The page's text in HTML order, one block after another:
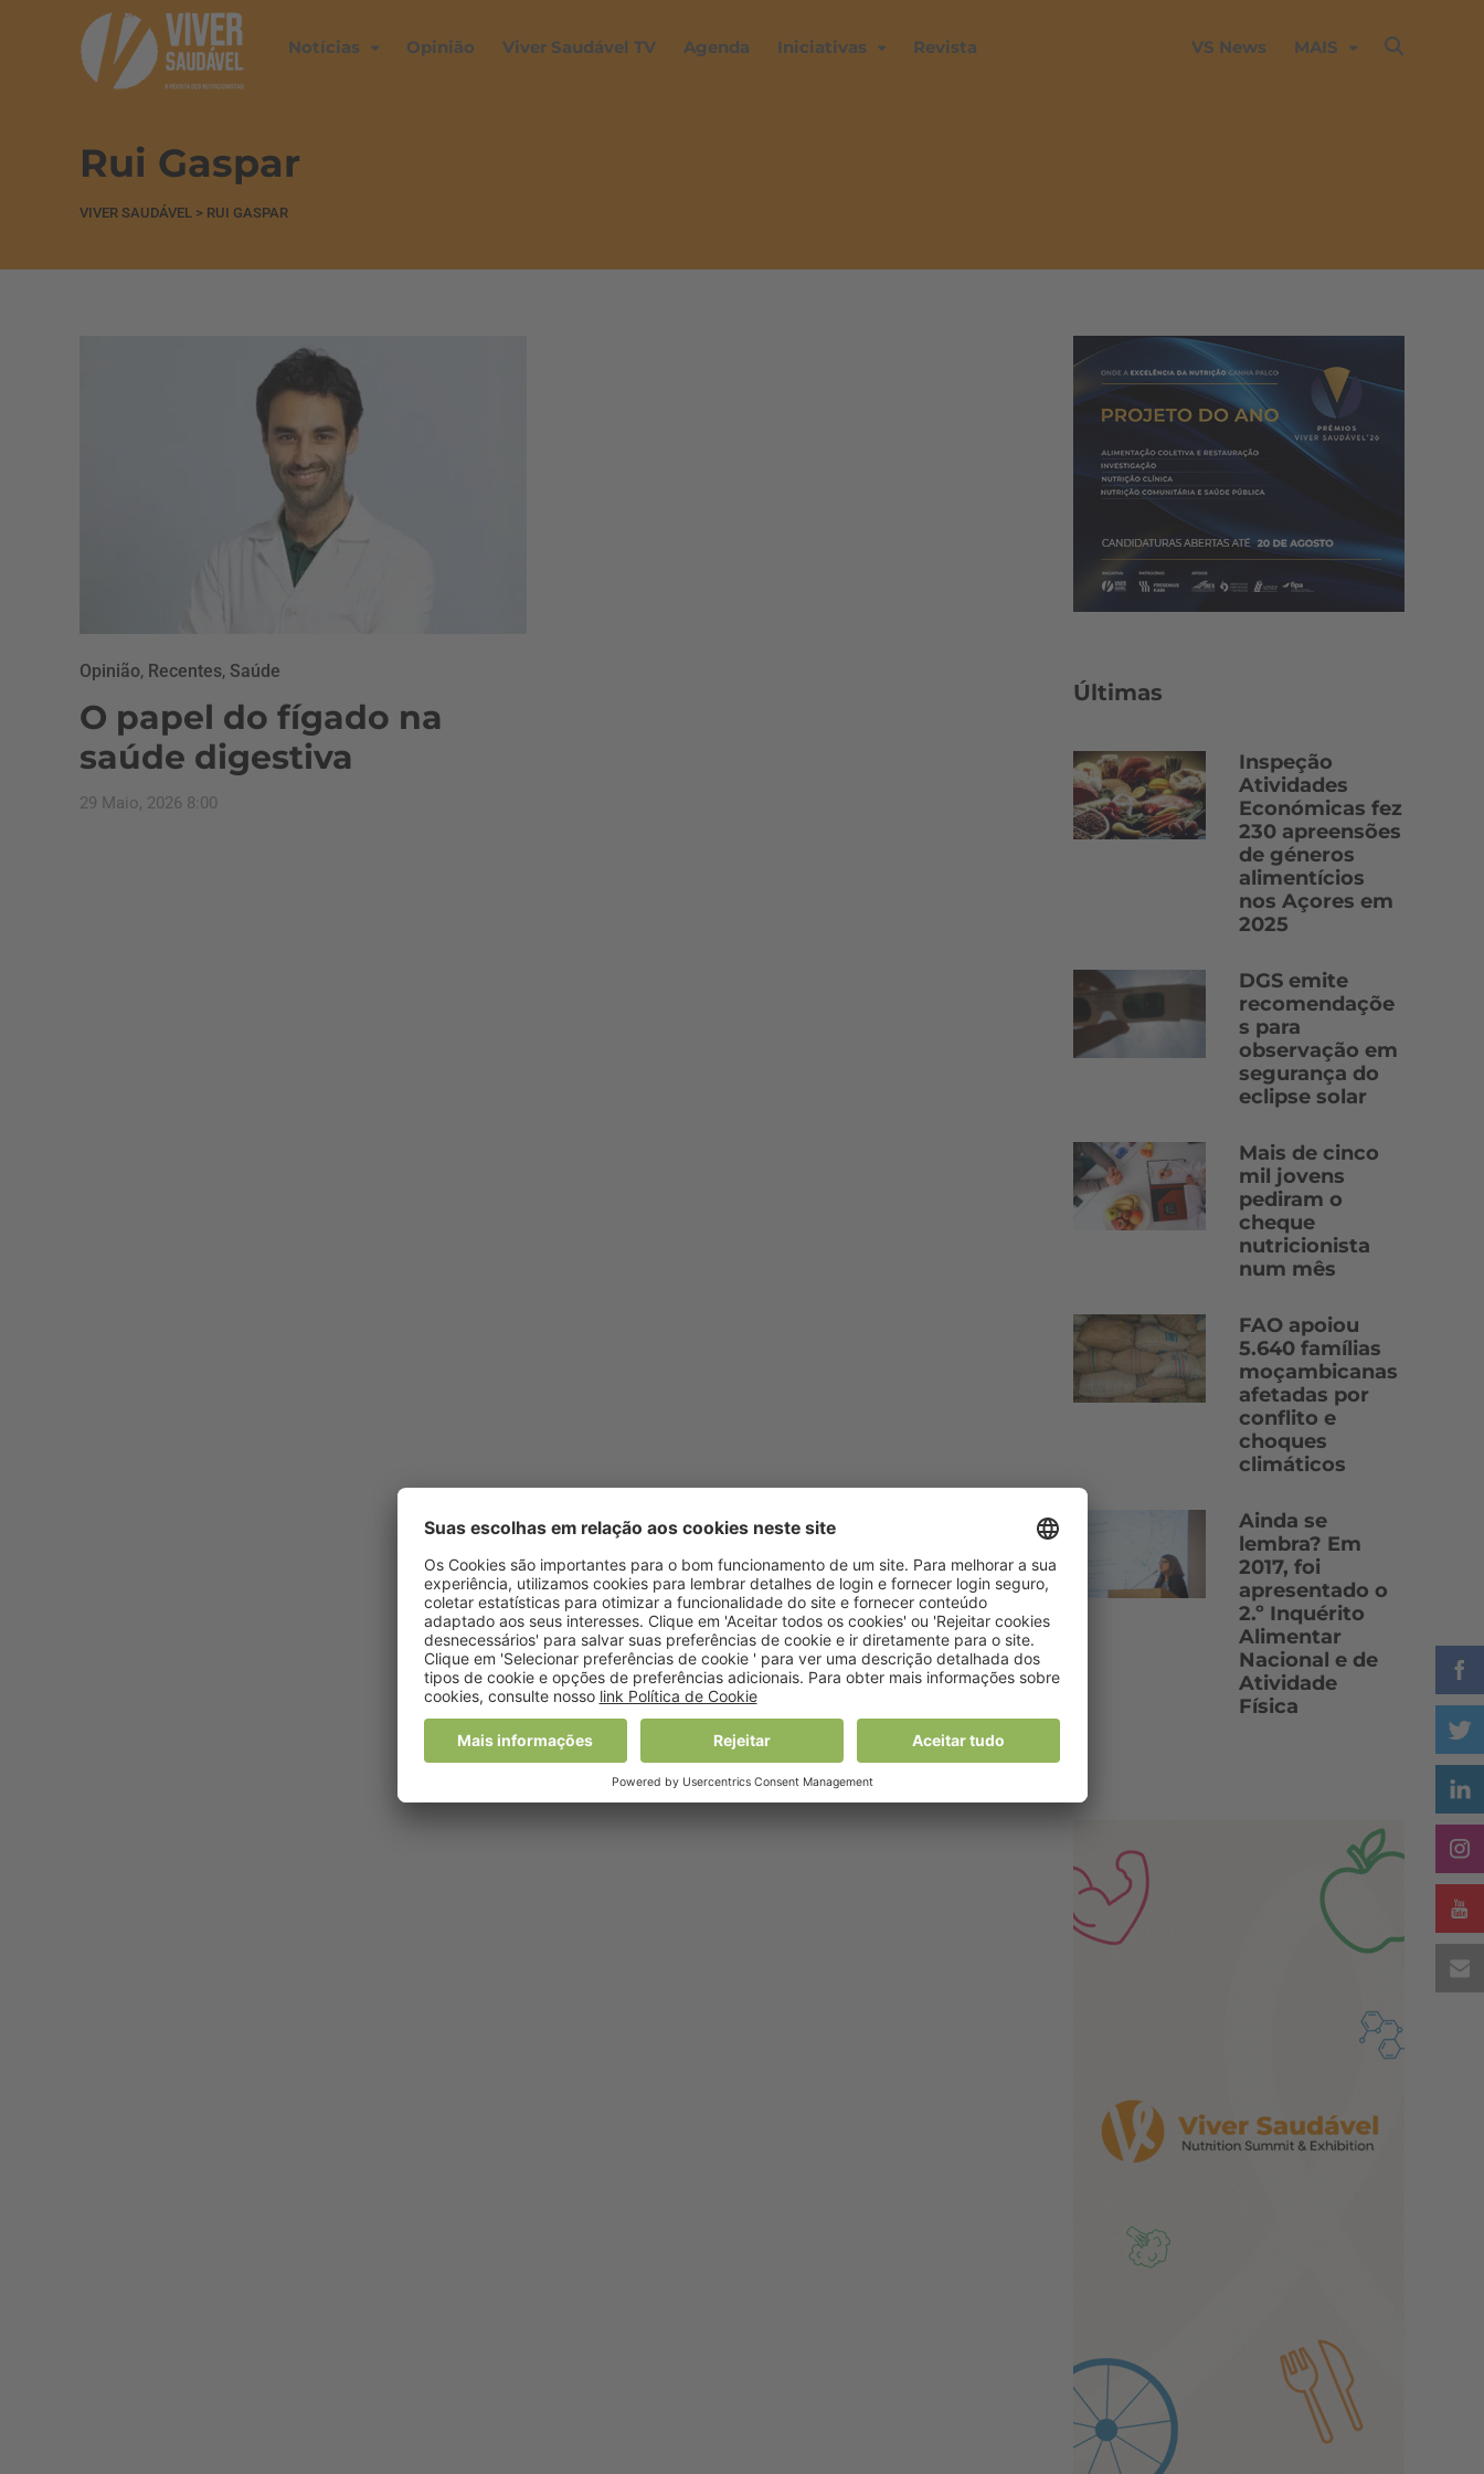
Notícias Opinião Viver Saudável TV Agenda Iniciativas Revista VS News MAIS
Rui Gaspar
VIVER SAUDÁVEL > RUI GASPAR
Opinião, Recentes, Saúde
O papel do fígado na
saúde digestiva
29 Maio, 2026 8:00
Últimas
Inspeção
Atividades
Económicas fez
230 apreensões
de géneros
alimentícios
nos Açores em
2025
DGS emite
recomendaçõe
s para
observação em
segurança do
eclipse solar
Mais de cinco
mil jovens
pediram o
cheque
nutricionista
num mês
FAO apoiou
5.640 famílias
moçambicanas
afetadas por
conflito e
choques
climáticos
Ainda se
lembra? Em
2017, foi
apresentado o
2.º Inquérito
Alimentar
Nacional e de
Atividade
Física